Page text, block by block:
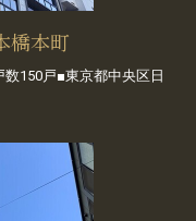
橋本町
150戸■東京都中央区日